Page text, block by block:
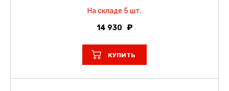
На складе 5 шт.
14 930
КУПИТЬ